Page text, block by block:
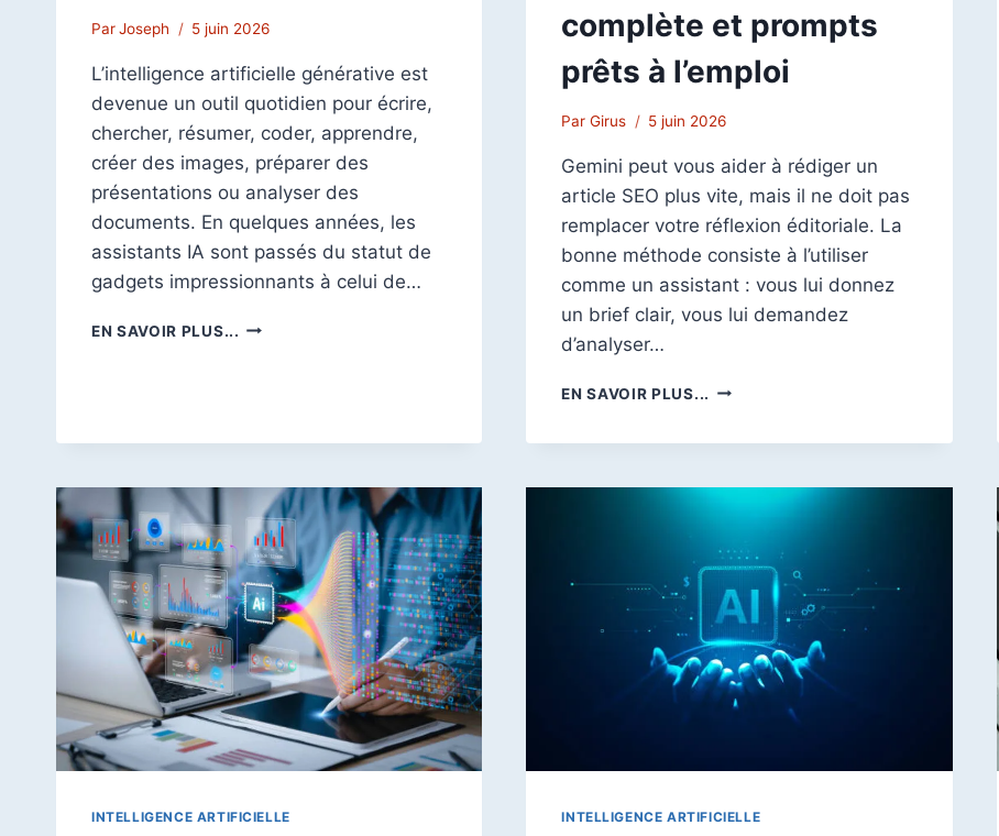
ParJoseph 5 juin 2026
L’intelligence artificielle générative est
devenue un outil quotidien pour écrire,
chercher, résumer, coder, apprendre,
créer des images, préparer des
présentations ou analyser des
documents. En quelques années, les
assistants IA sont passés du statut de
gadgets impressionnants à celui de…
EN SAVOIR PLUS... CHATGPT
:
ASSISTANT
CHOISIR
EN
2026
?
complète et prompts
prêts à l’emploi
Par Girus 5 juin 2026
Gemini peut vous aider à rédiger un
article SEO plus vite, mais il ne doit pas
remplacer votre réflexion éditoriale. La
bonne méthode consiste à l’utiliser
comme un assistant : vous lui donnez
un brief clair, vous lui demandez
d’analyser…
EN SAVOIR PLUS... COMMENT
MÉTHODE
COMPLÈTE
ET
PROMPTS
PRÊTS
À
L’EMPLOI
INTELLIGENCE ARTIFICIELLE INTELLIGENCE ARTIFICIELLE